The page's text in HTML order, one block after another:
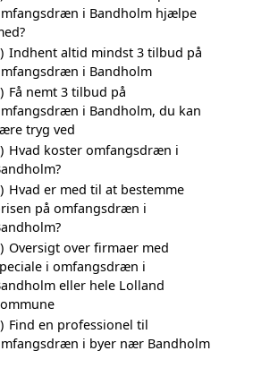
i Bandholm hjælpe
Indhent altid mindst 3 tilbud på
i Bandholm
Få nemt 3 tilbud på
i Bandholm, du kan
tryg ved
Hvad koster omfangsdræn i
Hvad er med til at bestemme
på omfangsdræn i
Oversigt over firmaer med
i omfangsdræn i
eller hele Lolland
Find en professionel til
i byer nær Bandholm